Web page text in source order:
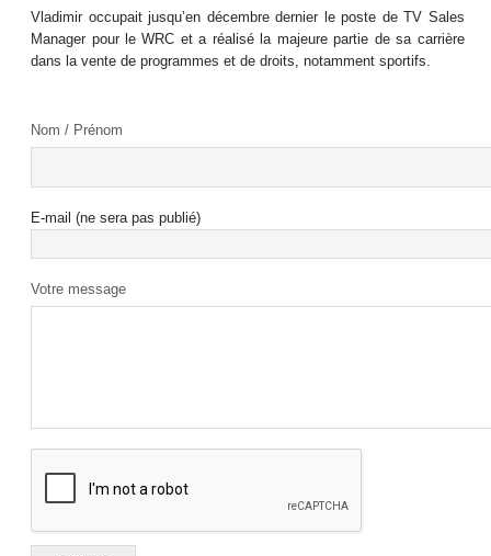
Vladimir occupait jusqu’en décembre dernier le poste de TV Sales
Manager pour le WRC et a réalisé la majeure partie de sa carrière
dans la vente de programmes et de droits, notamment sportifs.
Nom / Prénom
E-mail (ne sera pas publié)
Votre message